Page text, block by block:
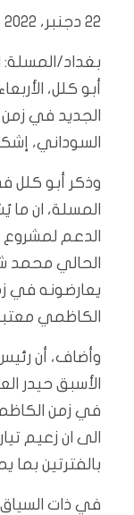
22 دجنبر، 2022
بغداد/المسلة:
الجديد في
السوداني،
وذكر أبو كلل
المسلة، ان
الدعم لمشروع
الحالي محمد
يعارضونه في
الكاظمي
وأضاف، أن
الأسبق حيدر
في زمن
الى ان زعيم
بالفترتين
في ذات